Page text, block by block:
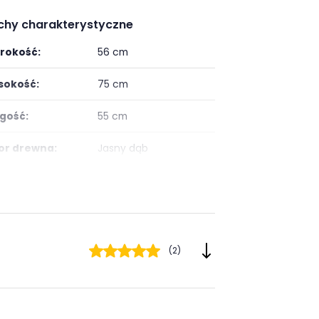
charakterystyczne
56 cm
75 cm
55 cm
drewna: Jasny dąb
odcienie szarości
Salon
(2)